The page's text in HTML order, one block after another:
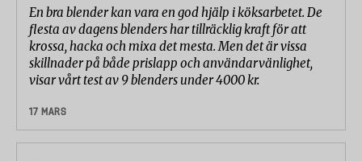
En bra blender kan vara en god hjälp i köksarbetet. De
flesta av dagens blenders har tillräcklig kraft för att
krossa, hacka och mixa det mesta. Men det är vissa
skillnader på både prislapp och användarvänlighet,
visar vårt test av 9 blenders under 4000 kr.
17 MARS